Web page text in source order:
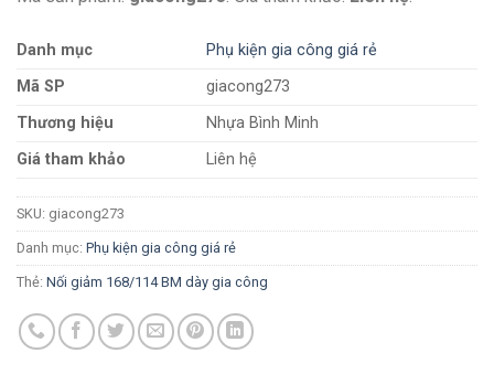
Danh mục
Phụ kiện gia công giá rẻ
Mã SP
giacong273
Thương hiệu
Nhựa Bình Minh
Giá tham khảo
Liên hệ
SKU: giacong273
Danh mục: Phụ kiện gia công giá rẻ
Thẻ: Nối giảm 168/114 BM dày gia công